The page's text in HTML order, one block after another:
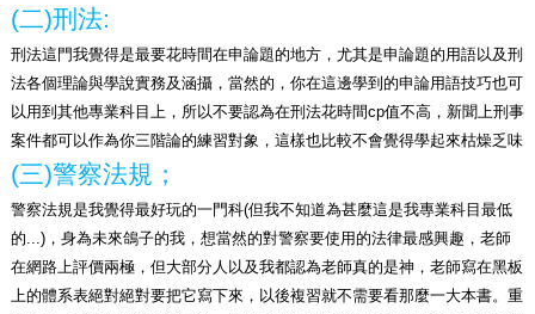
(二)刑法:
刑法這門我覺得是最要花時間在申論題的地方，尤其是申論題的用語以及刑
法各個理論與學說實務及涵攝，當然的，你在這邊學到的申論用語技巧也可
以用到其他專業科目上，所以不要認為在刑法花時間cp值不高，新聞上刑事
案件都可以作為你三階論的練習對象，這樣也比較不會覺得學起來枯燥乏味
(三)警察法規；
警察法規是我覺得最好玩的一門科(但我不知道為甚麼這是我專業科目最低
的...)，身為未來鴿子的我，想當然的對警察要使用的法律最感興趣，老師
在網路上評價兩極，但大部分人以及我都認為老師真的是神，老師寫在黑板
上的體系表絕對絕對要把它寫下來，以後複習就不需要看那麼一大本書。重